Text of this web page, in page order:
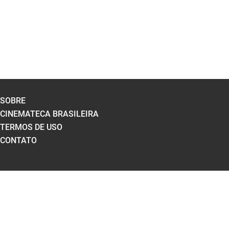
SOBRE
CINEMATECA BRASILEIRA
TERMOS DE USO
CONTATO